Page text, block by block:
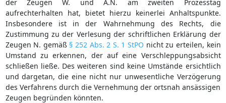
der Zeugen W. und A.N. am zweiten Prozesstag
aufrechterhalten hat, bietet hierzu keinerlei Anhaltspunkte.
Insbesondere ist in der Wahrnehmung des Rechts, die
Zustimmung zu der Verlesung der schriftlichen Erklärung der
Zeugen N. gemäß § 252 Abs. 2 S. 1 StPO nicht zu erteilen, kein
Umstand zu erkennen, der auf eine Verschleppungsabsicht
schließen ließe. Des weiteren sind keine Umstände ersichtlich
und dargetan, die eine nicht nur unwesentliche Verzögerung
des Verfahrens durch die Vernehmung der ortsnah ansässigen
Zeugen begründen könnten.